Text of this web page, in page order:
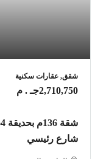
شقق, عقارات سكنية
2,710,750جـ . م
شارع رئيسي